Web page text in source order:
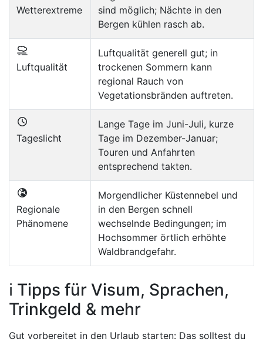
Wetterextreme
sind möglich; Nächte in den
Bergen kühlen rasch ab.
Luftqualität
Luftqualität generell gut; in
trockenen Sommern kann
regional Rauch von
Vegetationsbränden auftreten.
Tageslicht
Lange Tage im Juni-Juli, kurze
Tage im Dezember-Januar;
Touren und Anfahrten
entsprechend takten.
Regionale
Phänomene
Morgendlicher Küstennebel und
in den Bergen schnell
wechselnde Bedingungen; im
Hochsommer örtlich erhöhte
Waldbrandgefahr.
ℹ️ Tipps für Visum, Sprachen,
Trinkgeld & mehr
Gut vorbereitet in den Urlaub starten: Das solltest du